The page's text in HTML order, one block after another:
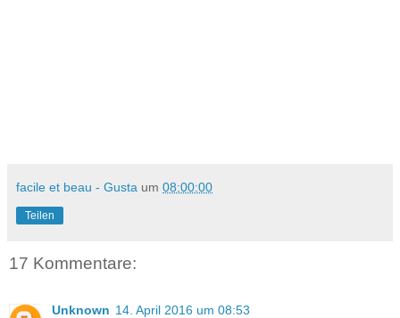
facile et beau - Gusta um 08:00:00
Teilen
17 Kommentare:
Unknown 14. April 2016 um 08:53